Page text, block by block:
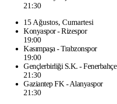
21:30
15 Ağustos, Cumartesi
Konyaspor - Rizespor
19:00
Kasımpaşa - Trabzonspor
19:00
Gençlerbirliği S.K. - Fenerbahçe
21:30
Gaziantep FK - Alanyaspor
21:30